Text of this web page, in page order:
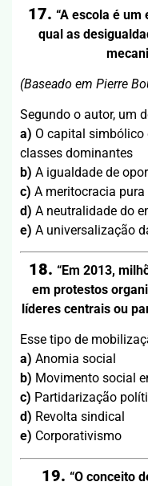
17. “A escola é
qual as
(Baseado em Pierre
Segundo o autor, um
a) O capital simbólico
classes dominantes
b) A igualdade de
c) A meritocracia pura
d) A neutralidade do
e) A universalização
18. “Em 2013,
em protestos
líderes centrais ou
Esse tipo de
a) Anomia social
b) Movimento social
c) Partidarização
d) Revolta sindical
e) Corporativismo
19. “O conceito